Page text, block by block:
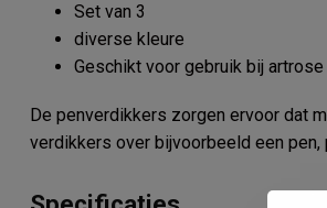
Set van 3
diverse kleure
Geschikt voor gebruik bij artrose
De penverdikkers zorgen ervoor dat
verdikkers over bijvoorbeeld een